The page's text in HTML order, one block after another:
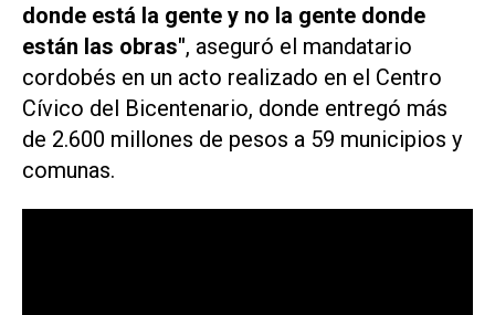
donde está la gente y no la gente donde
están las obras", aseguró el mandatario
cordobés en un acto realizado en el Centro
Cívico del Bicentenario, donde entregó más
de 2.600 millones de pesos a 59 municipios y
comunas.